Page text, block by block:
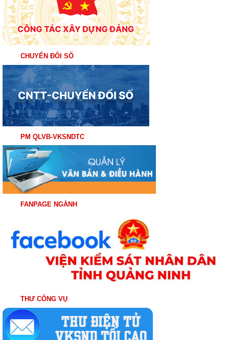
CHUYỂN ĐỔI SỐ
PM QLVB-VKSNDTC
FANPAGE NGÀNH
THƯ CÔNG VỤ